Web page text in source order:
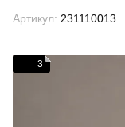
Артикул: 231110013
3